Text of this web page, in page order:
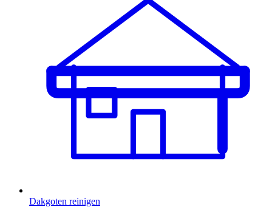
Dakgoten reinigen